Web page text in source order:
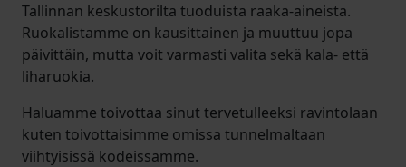
Tallinnan keskustorilta tuoduista raaka-aineista.
Ruokalistamme on kausittainen ja muuttuu jopa
päivittäin, mutta voit varmasti valita sekä kala- että
liharuokia.
Haluamme toivottaa sinut tervetulleeksi ravintolaan
kuten toivottaisimme omissa tunnelmaltaan
viihtyisissä kodeissamme.